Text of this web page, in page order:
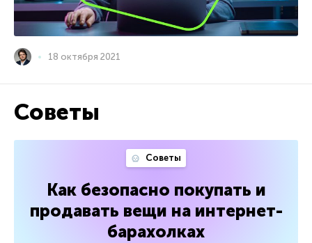
18 октября 2021
Советы
Советы
Как безопасно покупать и
продавать вещи на интернет-
барахолках